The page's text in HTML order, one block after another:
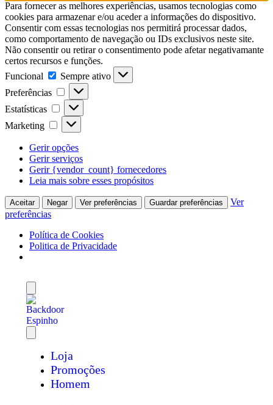
Para fornecer as melhores experiências, usamos tecnologias como
cookies para armazenar e/ou aceder a informações do dispositivo.
Consentir com essas tecnologias nos permitirá processar dados,
como comportamento de navegação ou IDs exclusivos neste site.
Não consentir ou retirar o consentimento pode afetar negativamante
certos recursos e funções.
Funcional
Sempre ativo
Preferências
Estatísticas
Marketing
Gerir opções
Gerir serviços
Gerir {vendor_count} fornecedores
Leia mais sobre esses propósitos
Aceitar Negar Ver preferências Guardar preferências
Ver
preferências
Política de Cookies
Politica de Privacidade
Loja
Promoções
Homem